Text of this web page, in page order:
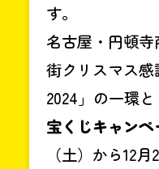
す。
名古屋・円頓
街クリスマス感
2024」の一環と
宝くじキャンペ
（土）から12